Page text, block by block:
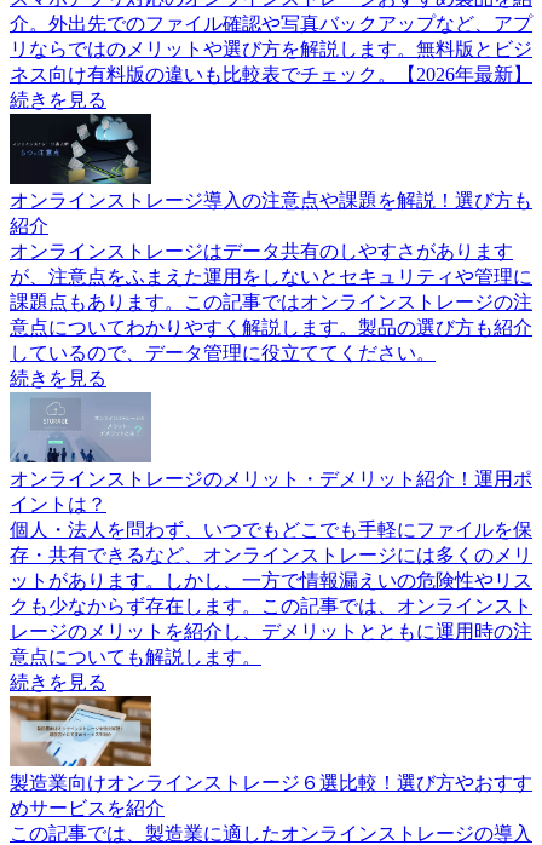
介。外出先でのファイル確認や写真バックアップなど、アプ
リならではのメリットや選び方を解説します。無料版とビジ
ネス向け有料版の違いも比較表でチェック。【2026年最新】
続きを見る
オンラインストレージ導入の注意点や課題を解説！選び方も
紹介
オンラインストレージはデータ共有のしやすさがあります
が、注意点をふまえた運用をしないとセキュリティや管理に
課題点もあります。この記事ではオンラインストレージの注
意点についてわかりやすく解説します。製品の選び方も紹介
しているので、データ管理に役立ててください。
続きを見る
オンラインストレージのメリット・デメリット紹介！運用ポ
イントは？
個人・法人を問わず、いつでもどこでも手軽にファイルを保
存・共有できるなど、オンラインストレージには多くのメリ
ットがあります。しかし、一方で情報漏えいの危険性やリス
クも少なからず存在します。この記事では、オンラインスト
レージのメリットを紹介し、デメリットとともに運用時の注
意点についても解説します。
続きを見る
製造業向けオンラインストレージ６選比較！選び方やおすす
めサービスを紹介
この記事では、製造業に適したオンラインストレージの導入